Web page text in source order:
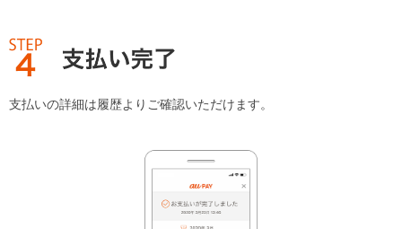
支払いの詳細は履歴よりご確認いただけます。